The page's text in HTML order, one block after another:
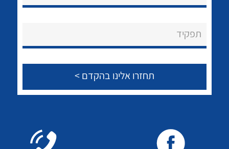
שירותי תמיכה
צור קשר
תפקיד